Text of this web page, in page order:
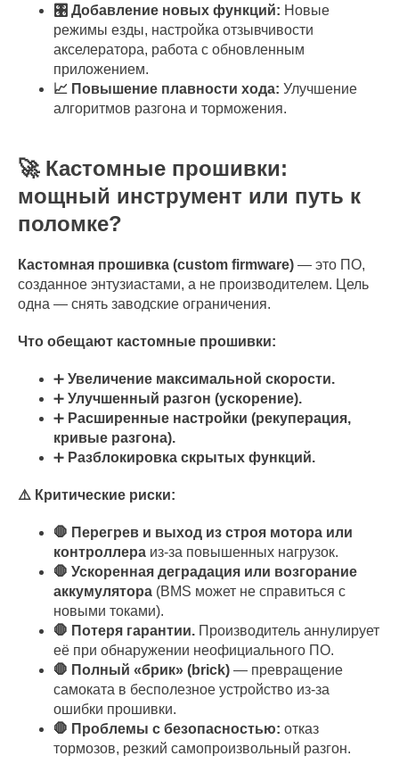
🎛️ Добавление новых функций: Новые
режимы езды, настройка отзывчивости
акселератора, работа с обновленным
приложением.
📈 Повышение плавности хода: Улучшение
алгоритмов разгона и торможения.
🚀 Кастомные прошивки:
мощный инструмент или путь к
поломке?
Кастомная прошивка (custom firmware) — это ПО,
созданное энтузиастами, а не производителем. Цель
одна — снять заводские ограничения.
Что обещают кастомные прошивки:
➕ Увеличение максимальной скорости.
➕ Улучшенный разгон (ускорение).
➕ Расширенные настройки (рекуперация,
кривые разгона).
➕ Разблокировка скрытых функций.
⚠️ Критические риски:
🛑 Перегрев и выход из строя мотора или
контроллера из-за повышенных нагрузок.
🛑 Ускоренная деградация или возгорание
аккумулятора (BMS может не справиться с
новыми токами).
🛑 Потеря гарантии. Производитель аннулирует
её при обнаружении неофициального ПО.
🛑 Полный «брик» (brick) — превращение
самоката в бесполезное устройство из-за
ошибки прошивки.
🛑 Проблемы с безопасностью: отказ
тормозов, резкий самопроизвольный разгон.